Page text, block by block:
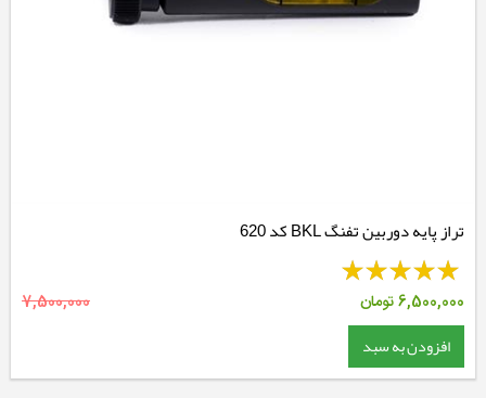
تراز پایه دوربین تفنگ BKL کد 620
6,500,000تومان 7,500,000
افزودن به سبد